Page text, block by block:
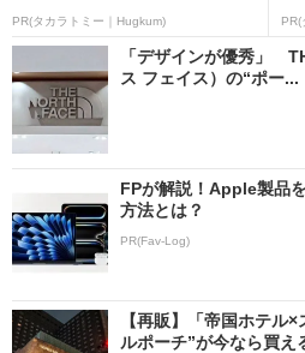
PR(タカラトミー｜Hugkum) PR(
「デザインが優秀」
ス フェイス）の“ポー...
FPが解説！Apple製品
方法とは？
PR(Fav-Log)
【再販】「帝国ホテル
ルポーチ”が今なら買